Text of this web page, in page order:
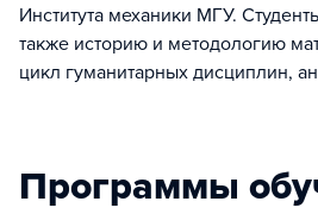
Института механики МГУ.
также историю и методологию
цикл гуманитарных дисциплин,
Программы